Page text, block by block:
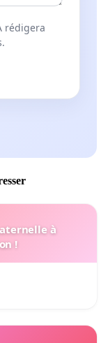
rédigera
à
l’université à là Réunion !